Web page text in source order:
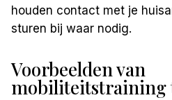
houden contact met je
sturen bij waar nodig.
Voorbeelden van
mobiliteitstraining